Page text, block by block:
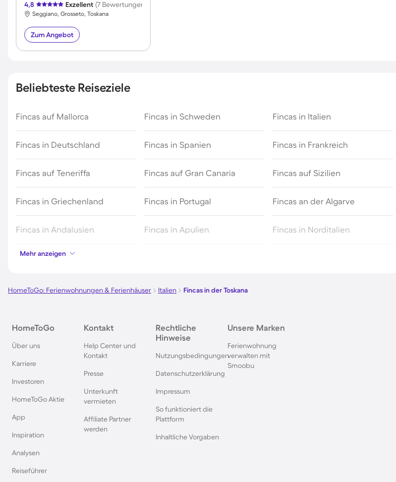
4,8
Exzellent (7 Bewertungen)
Seggiano, Grosseto, Toskana
Zum Angebot
Beliebteste Reiseziele
Fincas auf Mallorca Fincas in Schweden Fincas in Italien
Fincas in Deutschland Fincas in Spanien Fincas in Frankreich
Fincas auf Teneriffa Fincas auf Gran Canaria Fincas auf Sizilien
Fincas in Griechenland Fincas in Portugal Fincas an der Algarve
Fincas in Andalusien Fincas in Apulien Fincas in Norditalien
Fincas in Katalonien
Fincas in Capdepera Fincas in Portocolom
Mehr anzeigen
HomeToGo: Ferienwohnungen & Ferienhäuser Italien Fincas in der Toskana
HomeToGo
Über uns
Karriere
Investoren
HomeToGo Aktie
App
Inspiration
Analysen
Reiseführer
Kontakt
Help Center und
Kontakt
Presse
Unterkunft
vermieten
Affiliate Partner
werden
Rechtliche
Hinweise
Nutzungsbedingungen
Datenschutzerklärung
Impressum
So funktioniert die
Plattform
Inhaltliche Vorgaben
Unsere Marken
Ferienwohnung
verwalten mit
Smoobu